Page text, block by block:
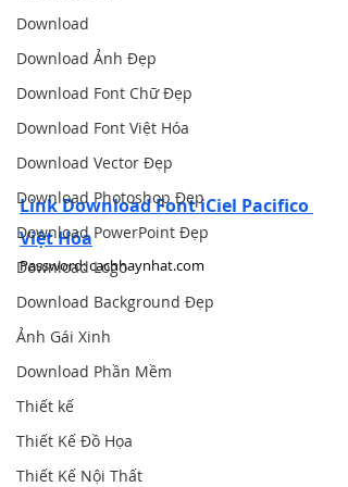
Download
Download Ảnh Đẹp
Download Font Chữ Đẹp
Download Font Việt Hóa
Download Vector Đẹp
Download Photoshop Đẹp
Download PowerPoint Đẹp
Download Logo
Download Background Đẹp
Ảnh Gái Xinh
Download Phần Mềm
Thiết kế
Thiết Kế Đồ Họa
Thiết Kế Nội Thất
Link Download Font iCiel Pacifico
Việt Hóa
Password: cachhaynhat.com